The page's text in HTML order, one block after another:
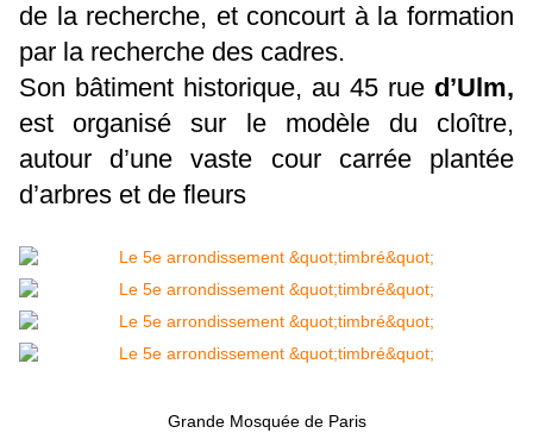
de la recherche, et concourt à la formation
par la recherche des cadres.
Son bâtiment historique, au 45 rue d’Ulm,
est organisé sur le modèle du cloître,
autour d’une vaste cour carrée plantée
d’arbres et de fleurs
Grande Mosquée de Paris